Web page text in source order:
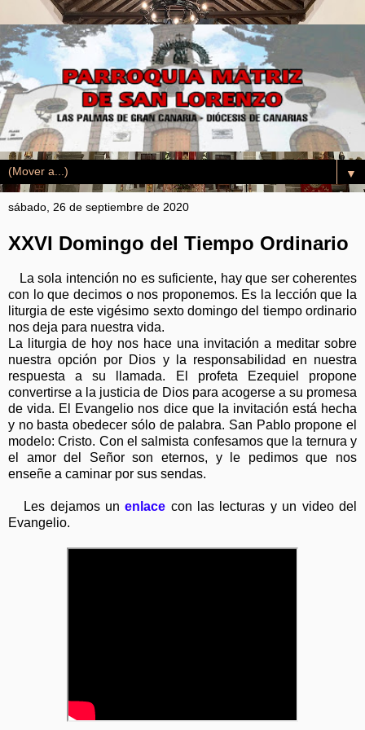
▼
sábado, 26 de septiembre de 2020
XXVI Domingo del Tiempo Ordinario
La sola intención no es suficiente, hay que ser coherentes
con lo que decimos o nos proponemos. Es la lección que la
liturgia de este vigésimo sexto domingo del tiempo ordinario
nos deja para nuestra vida.
La liturgia de hoy nos hace una invitación a meditar sobre
nuestra opción por Dios y la responsabilidad en nuestra
respuesta a su llamada. El profeta Ezequiel propone
convertirse a la justicia de Dios para acogerse a su promesa
de vida. El Evangelio nos dice que la invitación está hecha
y no basta obedecer sólo de palabra. San Pablo propone el
modelo: Cristo. Con el salmista confesamos que la ternura y
el amor del Señor son eternos, y le pedimos que nos
enseñe a caminar por sus sendas.
Les dejamos unenlace con las lecturas y un video del
Evangelio.